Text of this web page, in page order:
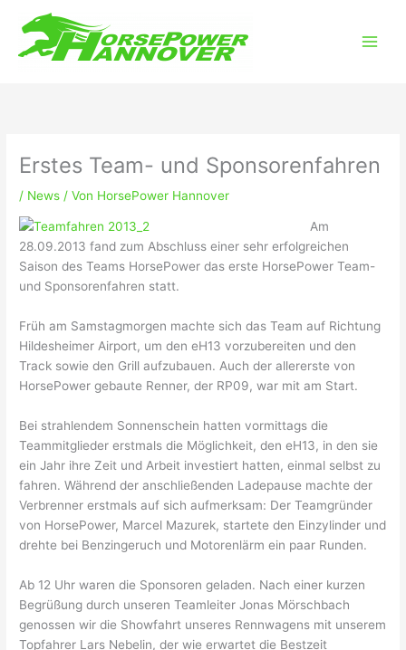
Inhalt
springen
Erstes Team- und Sponsorenfahren
/ News / Von HorsePower Hannover
Am
28.09.2013 fand zum Abschluss einer sehr erfolgreichen
Saison des Teams HorsePower das erste HorsePower Team-
und Sponsorenfahren statt.
Früh am Samstagmorgen machte sich das Team auf Richtung
Hildesheimer Airport, um den eH13 vorzubereiten und den
Track sowie den Grill aufzubauen. Auch der allererste von
HorsePower gebaute Renner, der RP09, war mit am Start.
Bei strahlendem Sonnenschein hatten vormittags die
Teammitglieder erstmals die Möglichkeit, den eH13, in den sie
ein Jahr ihre Zeit und Arbeit investiert hatten, einmal selbst zu
fahren. Während der anschließenden Ladepause machte der
Verbrenner erstmals auf sich aufmerksam: Der Teamgründer
von HorsePower, Marcel Mazurek, startete den Einzylinder und
drehte bei Benzingeruch und Motorenlärm ein paar Runden.
Ab 12 Uhr waren die Sponsoren geladen. Nach einer kurzen
Begrüßung durch unseren Teamleiter Jonas Mörschbach
genossen wir die Showfahrt unseres Rennwagens mit unserem
Topfahrer Lars Nebelin, der wie erwartet die Bestzeit